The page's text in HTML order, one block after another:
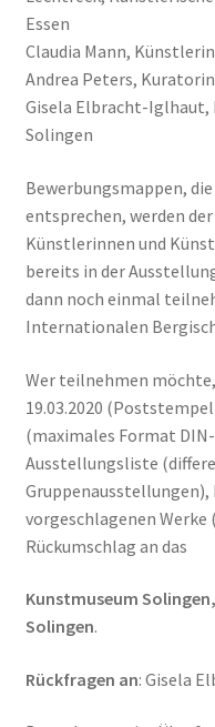
Essen
Claudia Mann,
Andrea Peters,
Gisela Elbracht-
Solingen
Bewerbungsmappen,
entsprechen, werden
Künstlerinnen und
bereits in der
dann noch einmal
Internationalen
Wer teilnehmen
19.03.2020
(maximales Format
Ausstellungsliste
vorgeschlagenen Werke
Rückumschlag an das
Kunstmuseum
Solingen.
Rückfragen an: Gisela